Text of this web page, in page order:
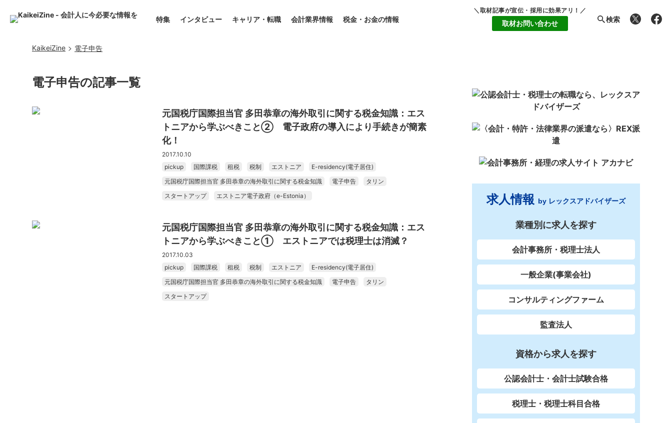
特集 インタビュー キャリア・転職 会計業界情報 税金・お金の情報
＼取材記事が宣伝・採用に効果アリ！／
取材お問い合わせ 検索
KaikeiZine 電子申告
電子申告の記事一覧
元国税庁国際担当官 多田恭章の海外取引に関する税金知識：エス
トニアから学ぶべきこと② 電子政府の導入により手続きが簡素
化！
2017.10.10
pickup
国際課税 租税 税制 エストニア
E-residency(電子居住)
元国税庁国際担当官 多田恭章の海外取引に関する税金知識
電子申告
タリン
スタートアップ
エストニア電子政府（e-Estonia）
元国税庁国際担当官 多田恭章の海外取引に関する税金知識：エス
トニアから学ぶべきこと① エストニアでは税理士は消滅？
2017.10.03
pickup
国際課税 租税 税制 エストニア
E-residency(電子居住)
元国税庁国際担当官 多田恭章の海外取引に関する税金知識
電子申告
タリン
スタートアップ
求人情報 by レックスアドバイザーズ
業種別に求人を探す
会計事務所・税理士法人
一般企業(事業会社)
コンサルティングファーム
監査法人
資格から求人を探す
公認会計士・会計士試験合格
税理士・税理士科目合格